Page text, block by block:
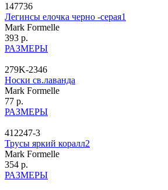
147736
Легинсы елочка черно -серая1
Mark Formelle
393 р.
РАЗМЕРЫ
279K-2346
Носки св.лаванда
Mark Formelle
77 р.
РАЗМЕРЫ
412247-3
Трусы яркий коралл2
Mark Formelle
354 р.
РАЗМЕРЫ